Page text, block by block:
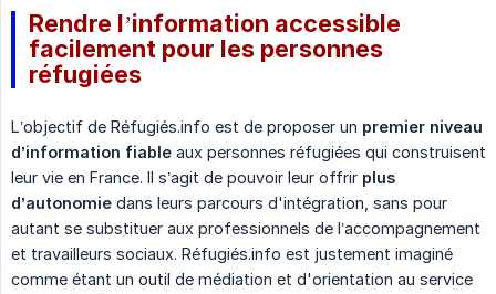
Rendre l’information accessible
facilement pour les personnes
réfugiées
L’objectif de Réfugiés.info est de proposer un premier niveau
d’information fiable aux personnes réfugiées qui construisent
leur vie en France. Il s’agit de pouvoir leur offrir plus
d’autonomie dans leurs parcours d'intégration, sans pour
autant se substituer aux professionnels de l’accompagnement
et travailleurs sociaux. Réfugiés.info est justement imaginé
comme étant un outil de médiation et d'orientation au service